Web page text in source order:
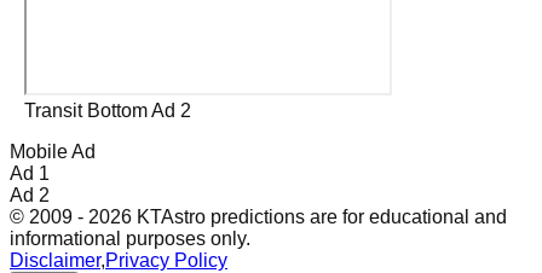
Transit Bottom Ad 2
Mobile Ad
Ad 1
Ad 2
© 2009 - 2026 KTAstro predictions are for educational and
informational purposes only.
Disclaimer,Privacy Policy